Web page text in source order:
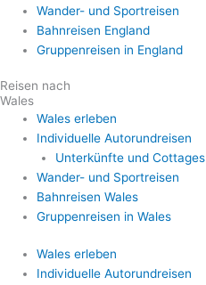
Wander- und Sportreisen
Bahnreisen England
Gruppenreisen in England
Reisen nach
Wales
Wales erleben
Individuelle Autorundreisen
Unterkünfte und Cottages
Wander- und Sportreisen
Bahnreisen Wales
Gruppenreisen in Wales
Wales erleben
Individuelle Autorundreisen